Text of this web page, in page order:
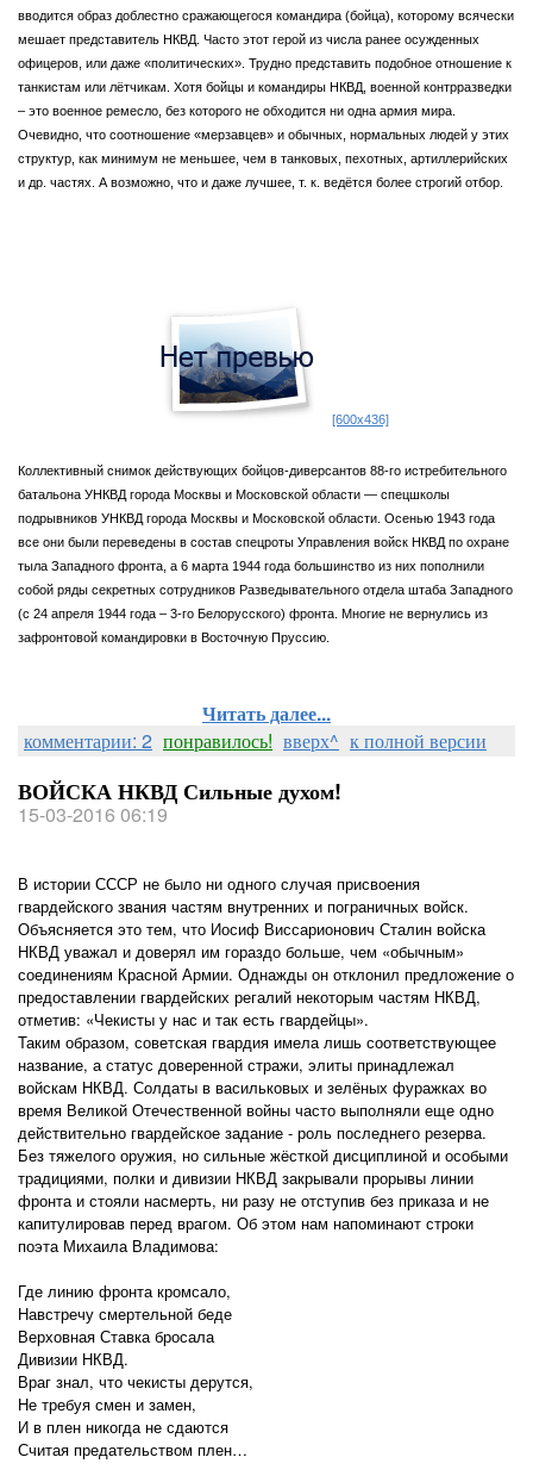
вводится образ доблестно сражающегося командира (бойца), которому всячески
мешает представитель НКВД. Часто этот герой из числа ранее осужденных
офицеров, или даже «политических». Трудно представить подобное отношение к
танкистам или лётчикам. Хотя бойцы и командиры НКВД, военной контрразведки
– это военное ремесло, без которого не обходится ни одна армия мира.
Очевидно, что соотношение «мерзавцев» и обычных, нормальных людей у этих
структур, как минимум не меньшее, чем в танковых, пехотных, артиллерийских
и др. частях. А возможно, что и даже лучшее, т. к. ведётся более строгий отбор.
[600x436]
Коллективный снимок действующих бойцов-диверсантов 88-го истребительного
батальона УНКВД города Москвы и Московской области — спецшколы
подрывников УНКВД города Москвы и Московской области. Осенью 1943 года
все они были переведены в состав спецроты Управления войск НКВД по охране
тыла Западного фронта, а 6 марта 1944 года большинство из них пополнили
собой ряды секретных сотрудников Разведывательного отдела штаба Западного
(с 24 апреля 1944 года – 3-го Белорусского) фронта. Многие не вернулись из
зафронтовой командировки в Восточную Пруссию.
Читать далее...
комментарии: 2 понравилось! вверх^ к полной версии
ВОЙСКА НКВД Сильные духом!
15-03-2016 06:19
В истории СССР не было ни одного случая присвоения
гвардейского звания частям внутренних и пограничных войск.
Объясняется это тем, что Иосиф Виссарионович Сталин войска
НКВД уважал и доверял им гораздо больше, чем «обычным»
соединениям Красной Армии. Однажды он отклонил предложение о
предоставлении гвардейских регалий некоторым частям НКВД,
отметив: «Чекисты у нас и так есть гвардейцы».
Таким образом, советская гвардия имела лишь соответствующее
название, а статус доверенной стражи, элиты принадлежал
войскам НКВД. Солдаты в васильковых и зелёных фуражках во
время Великой Отечественной войны часто выполняли еще одно
действительно гвардейское задание - роль последнего резерва.
Без тяжелого оружия, но сильные жёсткой дисциплиной и особыми
традициями, полки и дивизии НКВД закрывали прорывы линии
фронта и стояли насмерть, ни разу не отступив без приказа и не
капитулировав перед врагом. Об этом нам напоминают строки
поэта Михаила Владимова:
Где линию фронта кромсало,
Навстречу смертельной беде
Верховная Ставка бросала
Дивизии НКВД.
Враг знал, что чекисты дерутся,
Не требуя смен и замен,
И в плен никогда не сдаются
Считая предательством плен…